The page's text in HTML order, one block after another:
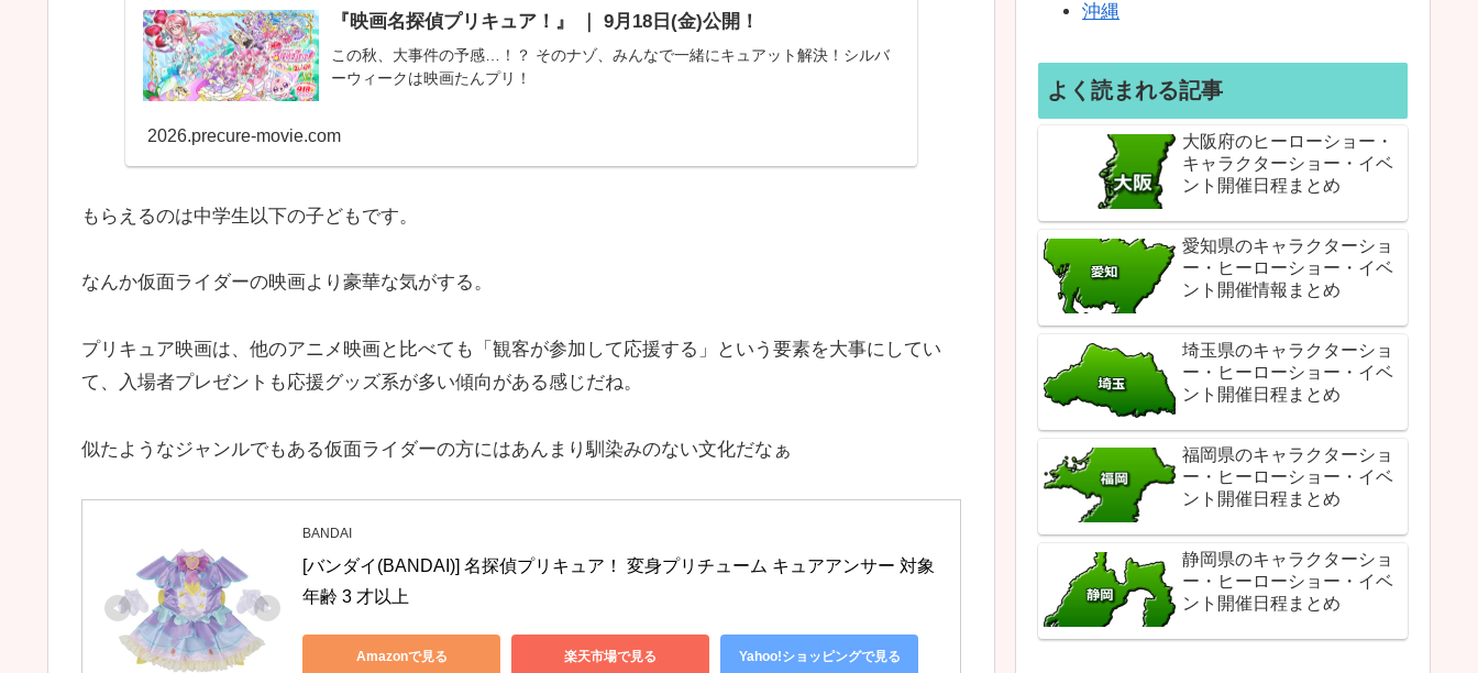
『映画名探偵プリキュア！』 ｜ 9月18日(金)公開！
この秋、大事件の予感…！？ そのナゾ、みんなで一緒にキュアット解決！シルバ
ーウィークは映画たんプリ！
2026.precure-movie.com
もらえるのは中学生以下の子どもです。
なんか仮面ライダーの映画より豪華な気がする。
プリキュア映画は、他のアニメ映画と比べても「観客が参加して応援する」という要素を大事にしてい
て、入場者プレゼントも応援グッズ系が多い傾向がある感じだね。
似たようなジャンルでもある仮面ライダーの方にはあんまり馴染みのない文化だなぁ
BANDAI
[バンダイ(BANDAI)] 名探偵プリキュア！ 変身プリチューム キュアアンサー 対象
年齢 3 才以上
Amazonで見る 楽天市場で見る Yahoo!ショッピングで見る
沖縄
よく読まれる記事
大阪府のヒーローショー・
キャラクターショー・イベ
ント開催日程まとめ
愛知県のキャラクターショ
ー・ヒーローショー・イベ
ント開催情報まとめ
埼玉県のキャラクターショ
ー・ヒーローショー・イベ
ント開催日程まとめ
福岡県のキャラクターショ
ー・ヒーローショー・イベ
ント開催日程まとめ
静岡県のキャラクターショ
ー・ヒーローショー・イベ
ント開催日程まとめ